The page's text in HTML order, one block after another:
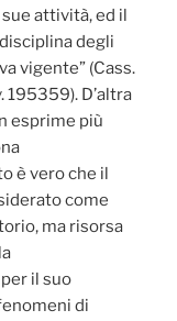
attività, ed il
degli
vigente” (Cass.
195359). D’altra
esprime più
è vero che il
come
ma risorsa
il suo
di